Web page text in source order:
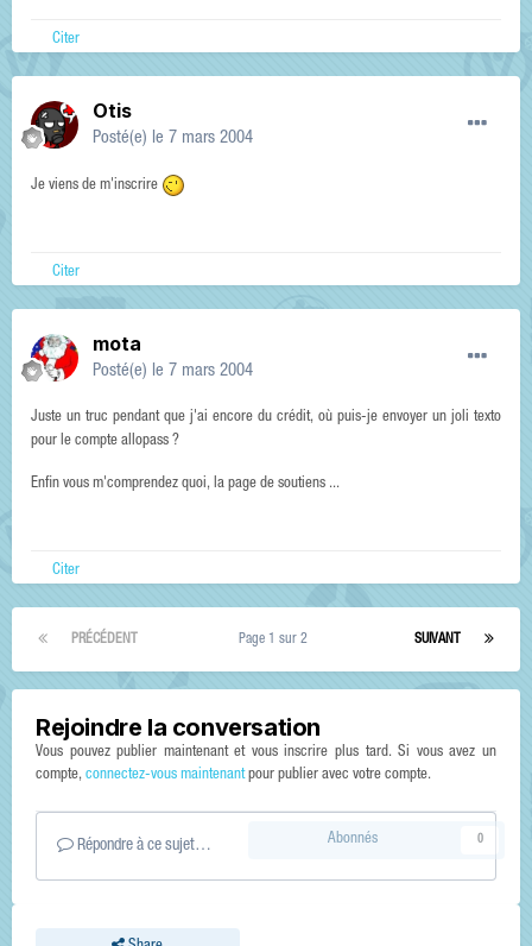
Citer
Otis
Posté(e) le 7 mars 2004
Je viens de m'inscrire
Citer
mota
Posté(e) le 7 mars 2004
Juste un truc pendant que j'ai encore du crédit, où puis-je envoyer un joli texto
pour le compte allopass ?
Enfin vous m'comprendez quoi, la page de soutiens ...
Citer
PRÉCÉDENT SUIVANT
Page 1 sur 2
Rejoindre la conversation
Vous pouvez publier maintenant et vous inscrire plus tard. Si vous avez un
compte, connectez-vous maintenantpour publier avec votre compte.
Répondre à ce sujet… Abonnés 0